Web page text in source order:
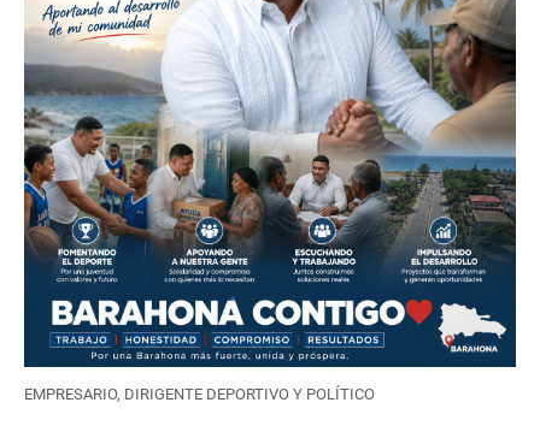
EMPRESARIO, DIRIGENTE DEPORTIVO Y POLÍTICO